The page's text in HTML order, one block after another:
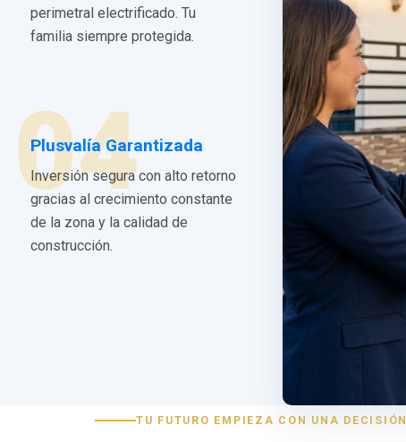
perimetral electrificado. Tu
familia siempre protegida.
04
Plusvalía Garantizada
Inversión segura con alto retorno
gracias al crecimiento constante
de la zona y la calidad de
construcción.
TU FUTURO EMPIEZA CON UNA DECISIÓN